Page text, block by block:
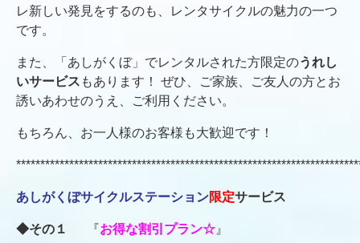
レ新しい発見をするのも、レンタサイクルの魅力の一つ
です。
また、「あしがくぼ」でレンタルされた方限定のうれし
いサービス もあります！ ぜひ、ご家族、ご友人の方とお
誘いあわせのうえ、ご利用ください。
もちろん、お一人様のお客様も大歓迎です！
あしがくぼサイクルステーション限定サービス
◆その１ 『お得な割引プラン☆ 』